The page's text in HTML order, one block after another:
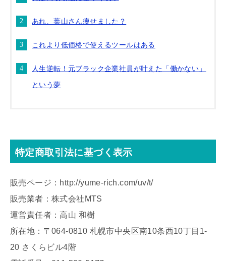
あれ、葉山さん痩せました？
これより低価格で使えるツールはある
人生逆転！元ブラック企業社員が叶えた「働かない」
という夢
特定商取引法に基づく表示
販売ページ：http://yume-rich.com/uv/t/
販売業者：株式会社MTS
運営責任者：高山 和樹
所在地：〒064-0810 札幌市中央区南10条西10丁目1-
20 さくらビル4階